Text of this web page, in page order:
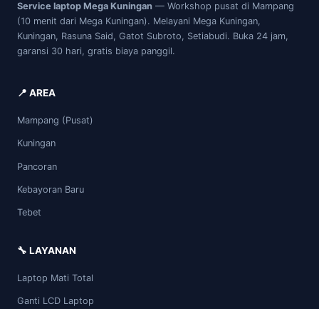
Service laptop Mega Kuningan — Workshop pusat di Mampang
(10 menit dari Mega Kuningan). Melayani Mega Kuningan,
Kuningan, Rasuna Said, Gatot Subroto, Setiabudi. Buka 24 jam,
garansi 30 hari, gratis biaya panggil.
📍 AREA
Mampang (Pusat)
Kuningan
Pancoran
Kebayoran Baru
Tebet
🔧 LAYANAN
Laptop Mati Total
Ganti LCD Laptop